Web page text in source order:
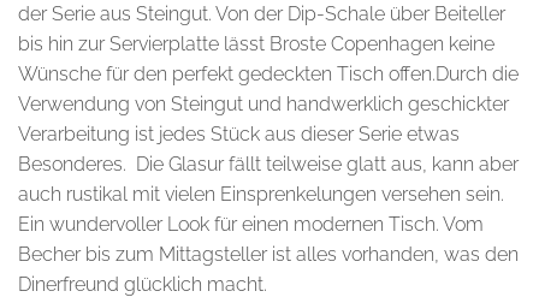
der Serie aus Steingut. Von der Dip-Schale über Beiteller
bis hin zur Servierplatte lässt Broste Copenhagen keine
Wünsche für den perfekt gedeckten Tisch offen.Durch die
Verwendung von Steingut und handwerklich geschickter
Verarbeitung ist jedes Stück aus dieser Serie etwas
Besonderes. Die Glasur fällt teilweise glatt aus, kann aber
auch rustikal mit vielen Einsprenkelungen versehen sein.
Ein wundervoller Look für einen modernen Tisch. Vom
Becher bis zum Mittagsteller ist alles vorhanden, was den
Dinerfreund glücklich macht.